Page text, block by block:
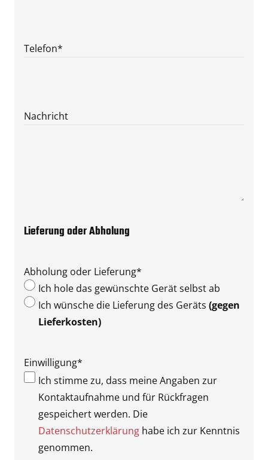
Telefon*
Nachricht
Lieferung oder Abholung
Abholung oder Lieferung*
Ich hole das gewünschte Gerät selbst ab
Ich wünsche die Lieferung des Geräts (gegen
Lieferkosten)
Einwilligung*
Ich stimme zu, dass meine Angaben zur
Kontaktaufnahme und für Rückfragen
gespeichert werden. Die
Datenschutzerklärunghabe ich zur Kenntnis
genommen.